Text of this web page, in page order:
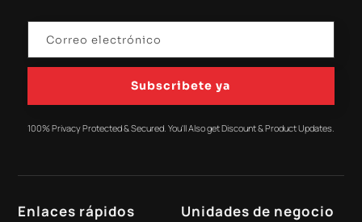
Subscribete ya
100% Privacy Protected & Secured. You'll Also get Discount & Product Updates.
Enlaces rápidos Unidades de negocio